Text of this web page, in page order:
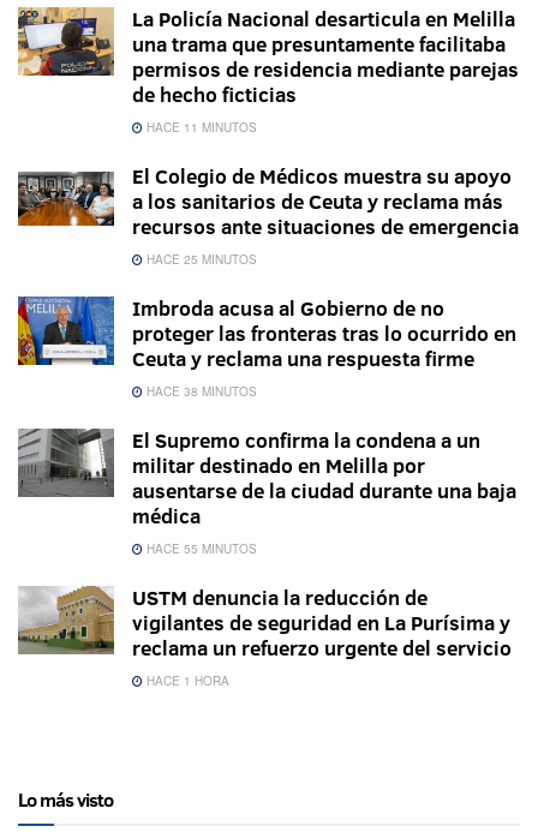
La Policía Nacional desarticula en Melilla
una trama que presuntamente facilitaba
permisos de residencia mediante parejas
de hecho ficticias
HACE 11 MINUTOS
El Colegio de Médicos muestra su apoyo
a los sanitarios de Ceuta y reclama más
recursos ante situaciones de emergencia
HACE 25 MINUTOS
Imbroda acusa al Gobierno de no
proteger las fronteras tras lo ocurrido en
Ceuta y reclama una respuesta firme
HACE 38 MINUTOS
El Supremo confirma la condena a un
militar destinado en Melilla por
ausentarse de la ciudad durante una baja
médica
HACE 55 MINUTOS
USTM denuncia la reducción de
vigilantes de seguridad en La Purísima y
reclama un refuerzo urgente del servicio
HACE 1 HORA
Lo más visto